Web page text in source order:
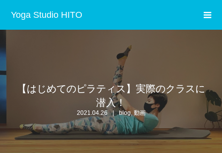
Yoga Studio HITO
【はじめてのピラティス】実際のクラスに
潜入！
2021.04.26 blog, 動画